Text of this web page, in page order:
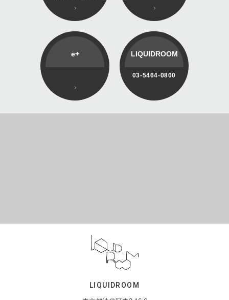
e+ LIQUIDROOM
03-5464-0800
LIQUIDROOM